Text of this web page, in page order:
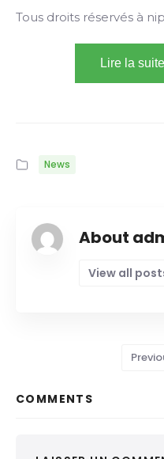
Tous droits réservés à
Lire la
News
About
View all
COMMENTS